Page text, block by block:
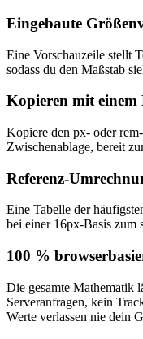
Eingebaute
Eine Vorschauzeile stellt
sodass du den Maßstab
Kopieren mit
Kopiere den px- oder
Zwischenablage, bereit
Referenz-
Eine Tabelle der
bei einer 16px-Basis zum
100 %
Die gesamte Mathematik
Serveranfragen, kein
Werte verlassen nie dein